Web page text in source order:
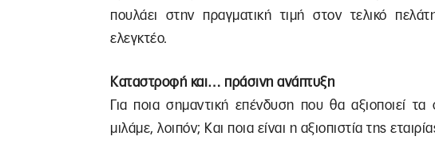
πουλάει στην πραγματική τιμή στον τελικό
ελεγκτέο.
Καταστροφή και… πράσινη ανάπτυξη
Για ποια σημαντική επένδυση που θα αξιοποιεί τα
μιλάμε, λοιπόν; Και ποια είναι η αξιοπιστία της